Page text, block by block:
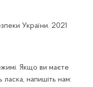
України. 2021
Якщо ви маєте
напишіть нам: